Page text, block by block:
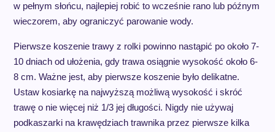
w pełnym słońcu, najlepiej robić to wcześnie rano lub późnym
wieczorem, aby ograniczyć parowanie wody.
Pierwsze koszenie trawy z rolki powinno nastąpić po około 7-
10 dniach od ułożenia, gdy trawa osiągnie wysokość około 6-
8 cm. Ważne jest, aby pierwsze koszenie było delikatne.
Ustaw kosiarkę na najwyższą możliwą wysokość i skróć
trawę o nie więcej niż 1/3 jej długości. Nigdy nie używaj
podkaszarki na krawędziach trawnika przez pierwsze kilka